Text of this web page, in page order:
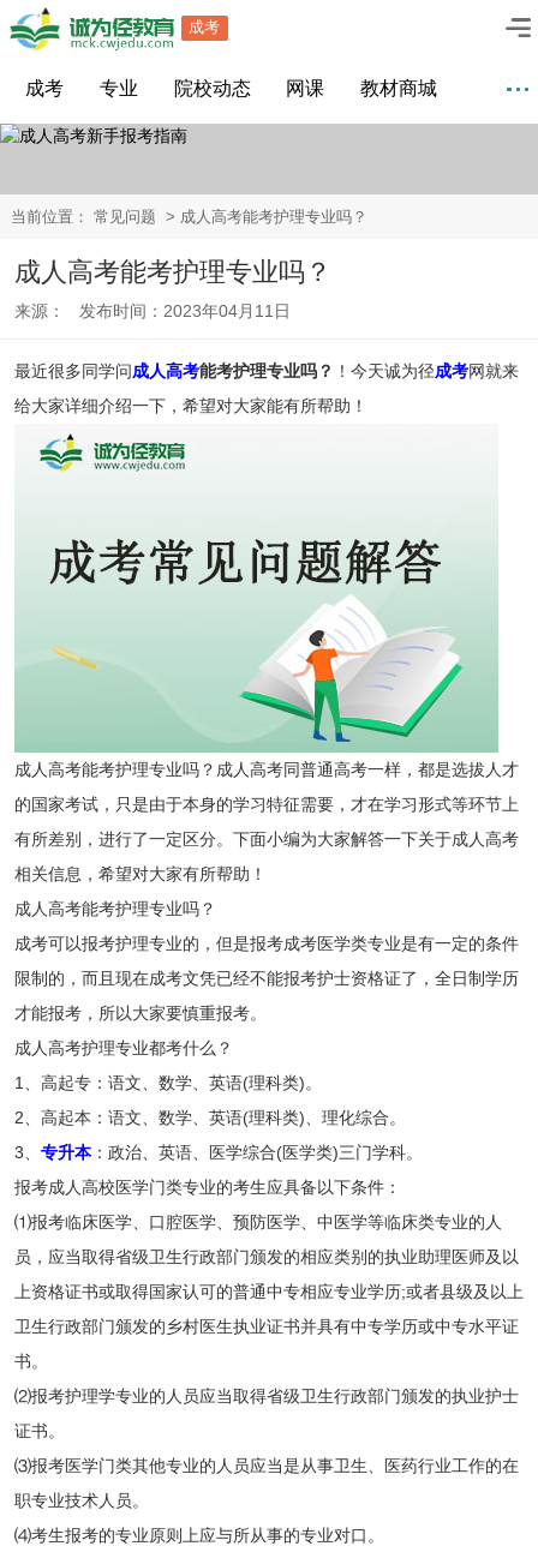
成考
成考 专业 院校动态 网课 教材商城
当前位置： 常见问题 > 成人高考能考护理专业吗？
成人高考能考护理专业吗？
来源： 发布时间：2023年04月11日
最近很多同学问成人高考能考护理专业吗？ ！今天诚为径成考网就来
给大家详细介绍一下，希望对大家能有所帮助！
成人高考能考护理专业吗？成人高考同普通高考一样，都是选拔人才
的国家考试，只是由于本身的学习特征需要，才在学习形式等环节上
有所差别，进行了一定区分。下面小编为大家解答一下关于成人高考
相关信息，希望对大家有所帮助！
成人高考能考护理专业吗？
成考可以报考护理专业的，但是报考成考医学类专业是有一定的条件
限制的，而且现在成考文凭已经不能报考护士资格证了，全日制学历
才能报考，所以大家要慎重报考。
成人高考护理专业都考什么？
1、高起专：语文、数学、英语(理科类)。
2、高起本：语文、数学、英语(理科类)、理化综合。
3、 专升本：政治、英语、医学综合(医学类)三门学科。
报考成人高校医学门类专业的考生应具备以下条件：
⑴报考临床医学、口腔医学、预防医学、中医学等临床类专业的人
员，应当取得省级卫生行政部门颁发的相应类别的执业助理医师及以
上资格证书或取得国家认可的普通中专相应专业学历;或者县级及以上
卫生行政部门颁发的乡村医生执业证书并具有中专学历或中专水平证
书。
⑵报考护理学专业的人员应当取得省级卫生行政部门颁发的执业护士
证书。
⑶报考医学门类其他专业的人员应当是从事卫生、医药行业工作的在
职专业技术人员。
⑷考生报考的专业原则上应与所从事的专业对口。